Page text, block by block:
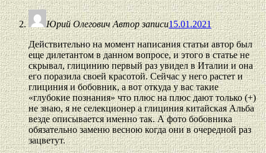
Юрий ОлеговичАвтор записи15.01.2021
Действительно на момент написания статьи автор был
еще дилетантом в данном вопросе, и этого в статье не
скрывал, глицинию первый раз увидел в Италии и она
его поразила своей красотой. Сейчас у него растет и
глициния и бобовник, а вот откуда у вас такие
«глубокие познания» что плюс на плюс дают только (+)
не знаю, я не селекционер а глициния китайская Альба
везде описывается именно так. А фото бобовника
обязательно заменю весною когда они в очередной раз
зацветут.